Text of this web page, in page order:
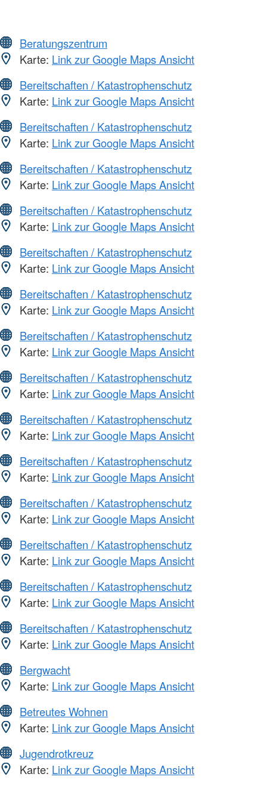
Beratungszentrum
Karte: Link zur Google Maps Ansicht
Bereitschaften / Katastrophenschutz
Karte: Link zur Google Maps Ansicht
Bereitschaften / Katastrophenschutz
Karte: Link zur Google Maps Ansicht
Bereitschaften / Katastrophenschutz
Karte: Link zur Google Maps Ansicht
Bereitschaften / Katastrophenschutz
Karte: Link zur Google Maps Ansicht
Bereitschaften / Katastrophenschutz
Karte: Link zur Google Maps Ansicht
Bereitschaften / Katastrophenschutz
Karte: Link zur Google Maps Ansicht
Bereitschaften / Katastrophenschutz
Karte: Link zur Google Maps Ansicht
Bereitschaften / Katastrophenschutz
Karte: Link zur Google Maps Ansicht
Bereitschaften / Katastrophenschutz
Karte: Link zur Google Maps Ansicht
Bereitschaften / Katastrophenschutz
Karte: Link zur Google Maps Ansicht
Bereitschaften / Katastrophenschutz
Karte: Link zur Google Maps Ansicht
Bereitschaften / Katastrophenschutz
Karte: Link zur Google Maps Ansicht
Bereitschaften / Katastrophenschutz
Karte: Link zur Google Maps Ansicht
Bereitschaften / Katastrophenschutz
Karte: Link zur Google Maps Ansicht
Bergwacht
Karte: Link zur Google Maps Ansicht
Betreutes Wohnen
Karte: Link zur Google Maps Ansicht
Jugendrotkreuz
Karte: Link zur Google Maps Ansicht